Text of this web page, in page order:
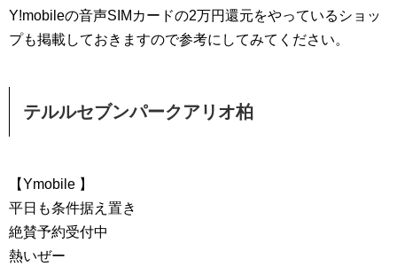
Y!mobileの音声SIMカードの2万円還元をやっているショッ
プも掲載しておきますので参考にしてみてください。
テルルセブンパークアリオ柏
【Ymobile 】
平日も条件据え置き
絶賛予約受付中
熱いぜー